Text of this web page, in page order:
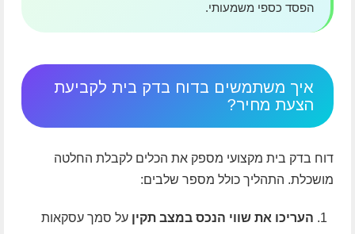
הפסד כספי משמעותי.
איך משתמשים בדוח בדק בית לקביעת
הצעת מחיר?
דוח בדק בית מקצועי מספק את הכלים לקבלת החלטה
מושכלת. התהליך כולל מספר שלבים:
העריכו את שווי הנכס במצב תקין על סמך עסקאות